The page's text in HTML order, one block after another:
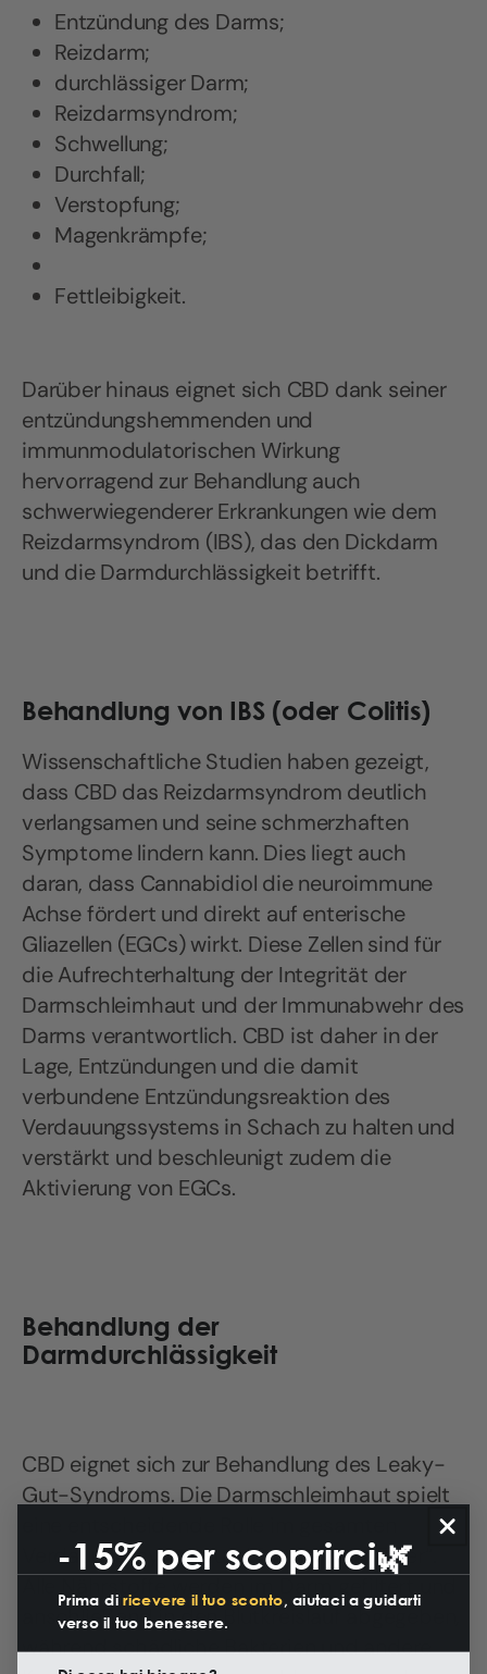
Entzündung des Darms;
Reizdarm;
durchlässiger Darm;
Reizdarmsyndrom;
Schwellung;
Durchfall;
Verstopfung;
Magenkrämpfe;
Fettleibigkeit.
Darüber hinaus eignet sich CBD dank seiner
entzündungshemmenden und
immunmodulatorischen Wirkung
hervorragend zur Behandlung auch
schwerwiegenderer Erkrankungen wie dem
Reizdarmsyndrom (IBS), das den Dickdarm
und die Darmdurchlässigkeit betrifft.
Behandlung von IBS (oder Colitis)
Wissenschaftliche Studien haben gezeigt,
dass CBD das Reizdarmsyndrom deutlich
verlangsamen und seine schmerzhaften
Symptome lindern kann. Dies liegt auch
daran, dass Cannabidiol die neuroimmune
Achse fördert und direkt auf enterische
Gliazellen (EGCs) wirkt. Diese Zellen sind für
die Aufrechterhaltung der Integrität der
Darmschleimhaut und der Immunabwehr des
Darms verantwortlich. CBD ist daher in der
Lage, Entzündungen und die damit
verbundene Entzündungsreaktion des
Verdauungssystems in Schach zu halten und
verstärkt und beschleunigt zudem die
Aktivierung von EGCs.
Behandlung der
Darmdurchlässigkeit
CBD eignet sich zur Behandlung des Leaky-
Gut-Syndroms. Die Darmschleimhaut spielt
Verdauungssystem und fungiert als „Filter“.
anschließend in den Blutkreislauf abgegeben,
während schädliche Bakterien und andere
-15% per scoprirci🌿
Prima di ricevere il tuo sconto, aiutaci a guidarti
verso il tuo benessere.